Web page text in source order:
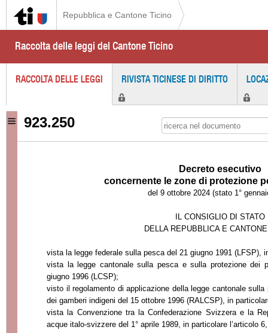
Repubblica e Cantone Ticino
Raccolta delle leggi del Cantone Ticino
RACCOLTA DELLE LEGGI RIVISTA TICINESE DI DIRITTO
923.250
Decreto esecutivo
concernente le zone di protezione
del 9 ottobre 2024 (stato 1°
IL CONSIGLIO DI STATO
DELLA REPUBBLICA E
vista la legge federale sulla pesca del 21 giugno 1991 (LFSP),
vista la legge cantonale sulla pesca e sulla protezione dei
giugno 1996 (LCSP);
visto il regolamento di applicazione della legge cantonale
dei gamberi indigeni del 15 ottobre 1996 (RALCSP), in
vista la Convenzione tra la Confederazione Svizzera e la
acque italo-svizzere del 1° aprile 1989, in particolare l’articolo 6,